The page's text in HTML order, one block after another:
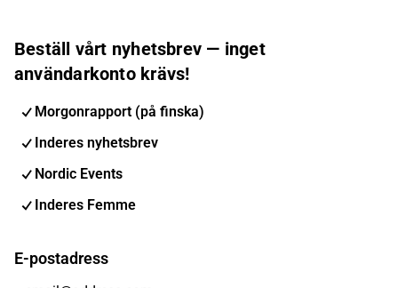
Beställ vårt nyhetsbrev — inget
användarkonto krävs!
Morgonrapport (på finska)
Inderes nyhetsbrev
Nordic Events
Inderes Femme
E-postadress